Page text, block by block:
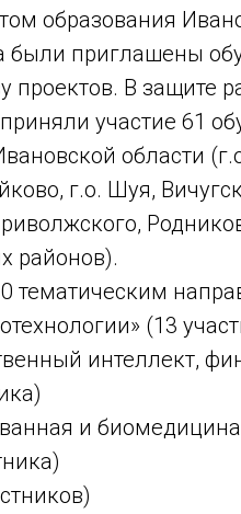
образования
были приглашены
проектов. В защите
участие 61
области
г.о. Шуя,
районов).
тематическим
(13
интеллект,
и